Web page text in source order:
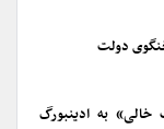
دولت
خالی» به ادینبورگ